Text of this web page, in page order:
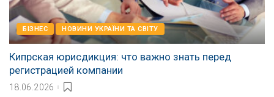
БІЗНЕС НОВИНИ УКРАЇНИ ТА СВІТУ
Кипрская юрисдикция: что важно знать перед
регистрацией компании
18.06.2026